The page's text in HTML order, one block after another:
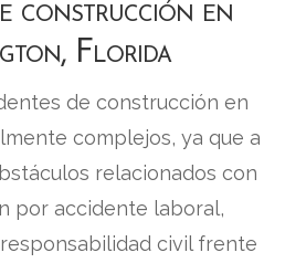
construcción en
Florida
de construcción en
complejos, ya que a
relacionados con
por accidente laboral,
civil frente